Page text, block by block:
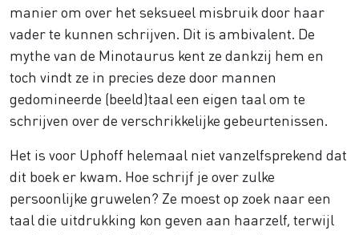
manier om over het seksueel misbruik door haar
vader te kunnen schrijven. Dit is ambivalent. De
mythe van de Minotaurus kent ze dankzij hem en
toch vindt ze in precies deze door mannen
gedomineerde (beeld)taal een eigen taal om te
schrijven over de verschrikkelijke gebeurtenissen.
Het is voor Uphoff helemaal niet vanzelfsprekend dat
dit boek er kwam. Hoe schrijf je over zulke
persoonlijke gruwelen? Ze moest op zoek naar een
taal die uitdrukking kon geven aan haarzelf, terwijl